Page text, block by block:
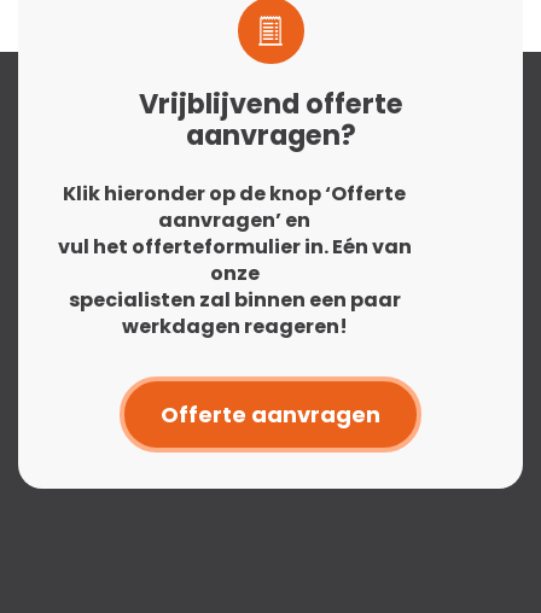
Vrijblijvend offerte
aanvragen?
Klik hieronder op de knop ‘Offerte
aanvragen’ en
vul het offerteformulier in. Eén van
onze
specialisten zal binnen een paar
werkdagen reageren!
Offerte aanvragen